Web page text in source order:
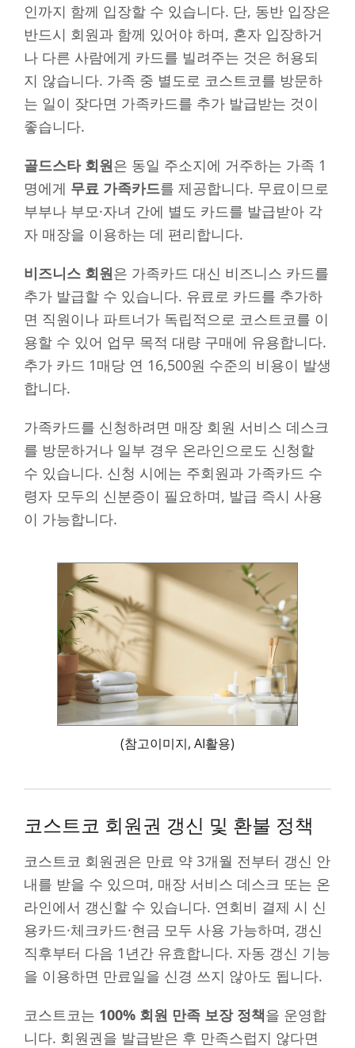
인까지 함께 입장할 수 있습니다. 단, 동반 입장은
반드시 회원과 함께 있어야 하며, 혼자 입장하거
나 다른 사람에게 카드를 빌려주는 것은 허용되
지 않습니다. 가족 중 별도로 코스트코를 방문하
는 일이 잦다면 가족카드를 추가 발급받는 것이
좋습니다.
골드스타 회원은 동일 주소지에 거주하는 가족 1
명에게 무료 가족카드를 제공합니다. 무료이므로
부부나 부모·자녀 간에 별도 카드를 발급받아 각
자 매장을 이용하는 데 편리합니다.
비즈니스 회원은 가족카드 대신 비즈니스 카드를
추가 발급할 수 있습니다. 유료로 카드를 추가하
면 직원이나 파트너가 독립적으로 코스트코를 이
용할 수 있어 업무 목적 대량 구매에 유용합니다.
추가 카드 1매당 연 16,500원 수준의 비용이 발생
합니다.
가족카드를 신청하려면 매장 회원 서비스 데스크
를 방문하거나 일부 경우 온라인으로도 신청할
수 있습니다. 신청 시에는 주회원과 가족카드 수
령자 모두의 신분증이 필요하며, 발급 즉시 사용
이 가능합니다.
(참고이미지, AI활용)
코스트코 회원권 갱신 및 환불 정책
코스트코 회원권은 만료 약 3개월 전부터 갱신 안
내를 받을 수 있으며, 매장 서비스 데스크 또는 온
라인에서 갱신할 수 있습니다. 연회비 결제 시 신
용카드·체크카드·현금 모두 사용 가능하며, 갱신
직후부터 다음 1년간 유효합니다. 자동 갱신 기능
을 이용하면 만료일을 신경 쓰지 않아도 됩니다.
코스트코는 100% 회원 만족 보장 정책을 운영합
니다. 회원권을 발급받은 후 만족스럽지 않다면